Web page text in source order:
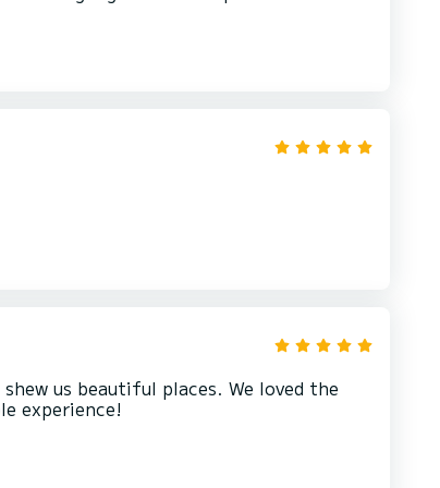
us beautiful places. We loved the
experience!